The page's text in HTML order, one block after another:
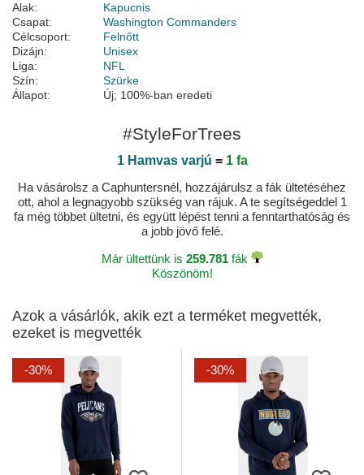
Alak:
Kapucnis
Csapat:
Washington Commanders
Célcsoport:
Felnőtt
Dizájn:
Unisex
Liga:
NFL
Szín:
Szürke
Állapot:
Új; 100%-ban eredeti
#StyleForTrees
1 Hamvas varjú = 1 fa
Ha vásárolsz a Caphuntersnél, hozzájárulsz a fák ültetéséhez
ott, ahol a legnagyobb szükség van rájuk. A te segítségeddel 1
fa még többet ültetni, és együtt lépést tenni a fenntarthatóság és
a jobb jövő felé.
Már ültettünk is 259.781fák
Köszönöm!
Azok a vásárlók, akik ezt a terméket megvették,
ezeket is megvették
-30% -30%